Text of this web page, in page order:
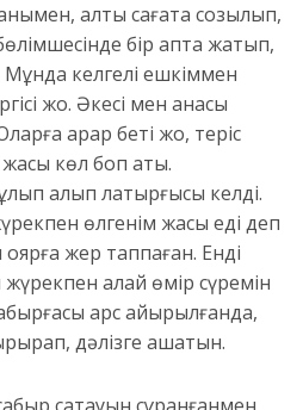
алты сағатқа созылып,
бір апта жатып,
Мұнда келгелі ешкіммен
жоқ. Әкесі мен анасы
қарар беті жоқ, теріс
көл боп ақты.
алып лақтырғысы келді.
өлгенім жақсы еді деп
жер таппаған. Енді
жүрекпен қалай өмір сүремін
қарс айырылғанда,
дәлізге қашатын.